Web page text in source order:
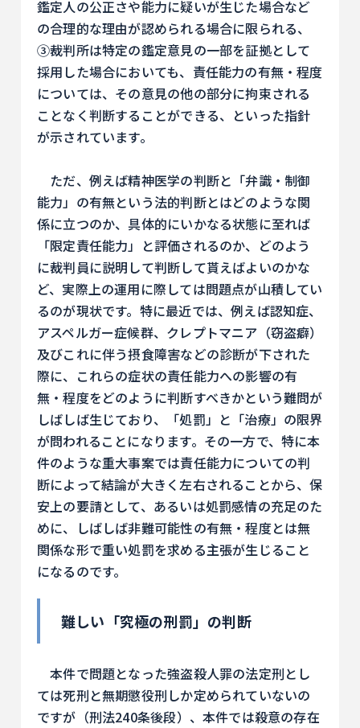
鑑定人の公正さや能力に疑いが生じた場合など
の合理的な理由が認められる場合に限られる、
③裁判所は特定の鑑定意見の一部を証拠として
採用した場合においても、責任能力の有無・程度
については、その意見の他の部分に拘束される
ことなく判断することができる、といった指針
が示されています。
ただ、例えば精神医学の判断と「弁識・制御
能力」の有無という法的判断とはどのような関
係に立つのか、具体的にいかなる状態に至れば
「限定責任能力」と評価されるのか、どのよう
に裁判員に説明して判断して貰えばよいのかな
ど、実際上の運用に際しては問題点が山積してい
るのが現状です。特に最近では、例えば認知症、
アスペルガー症候群、クレプトマニア（窃盗癖）
及びこれに伴う摂食障害などの診断が下された
際に、これらの症状の責任能力への影響の有
無・程度をどのように判断すべきかという難問が
しばしば生じており、「処罰」と「治療」の限界
が問われることになります。その一方で、特に本
件のような重大事案では責任能力についての判
断によって結論が大きく左右されることから、保
安上の要請として、あるいは処罰感情の充足のた
めに、しばしば非難可能性の有無・程度とは無
関係な形で重い処罰を求める主張が生じること
になるのです。
難しい「究極の刑罰」の判断
本件で問題となった強盗殺人罪の法定刑とし
ては死刑と無期懲役刑しか定められていないの
ですが（刑法240条後段）、本件では殺意の存在